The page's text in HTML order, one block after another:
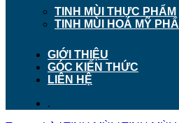
TINH MÙI THỰC PHẨM
TINH MÙI HOÁ MỸ
GIỚI THIỆU
GÓC KIẾN THỨC
LIÊN HỆ
.